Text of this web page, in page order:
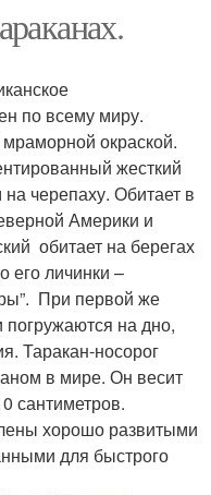
по всему миру.
окраской.
жесткий
черепаху. Обитает в
Америки и
обитает на берегах
его личинки –
При первой же
погружаются на дно,
Таракан-носорог
в мире. Он весит
сантиметров.
хорошо развитыми
для быстрого